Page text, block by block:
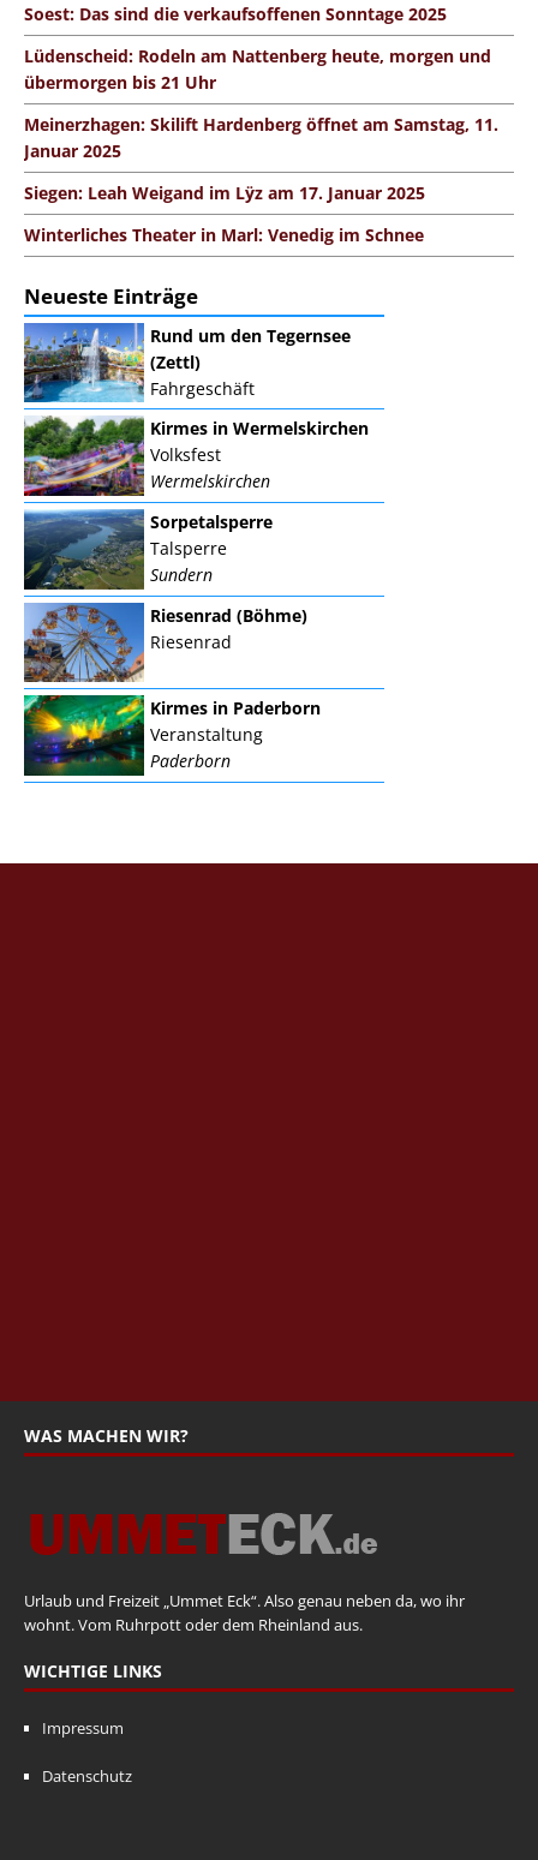
Soest: Das sind die verkaufsoffenen Sonntage 2025
Lüdenscheid: Rodeln am Nattenberg heute, morgen und
übermorgen bis 21 Uhr
Meinerzhagen: Skilift Hardenberg öffnet am Samstag, 11.
Januar 2025
Siegen: Leah Weigand im Lÿz am 17. Januar 2025
Winterliches Theater in Marl: Venedig im Schnee
Neueste Einträge
Rund um den Tegernsee
(Zettl)
Fahrgeschäft
Kirmes in Wermelskirchen
Volksfest
Wermelskirchen
Sorpetalsperre
Talsperre
Sundern
Riesenrad (Böhme)
Riesenrad
Kirmes in Paderborn
Veranstaltung
Paderborn
WAS MACHEN WIR?
Urlaub und Freizeit „Ummet Eck“. Also genau neben da, wo ihr
wohnt. Vom Ruhrpott oder dem Rheinland aus.
WICHTIGE LINKS
Impressum
Datenschutz